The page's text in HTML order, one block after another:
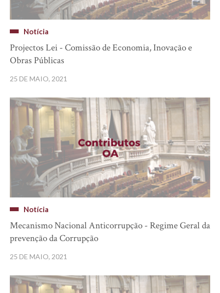
Notícia
Projectos Lei - Comissão de Economia, Inovação e
Obras Públicas
25 DE MAIO, 2021
Notícia
Mecanismo Nacional Anticorrupção - Regime Geral da
prevenção da Corrupção
25 DE MAIO, 2021